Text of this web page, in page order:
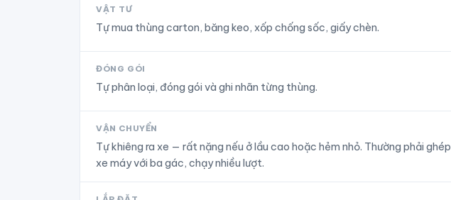
VẬT TƯ
Tự mua thùng carton, băng keo, xốp chống sốc, giấy chèn.
ĐÓNG GÓI
Tự phân loại, đóng gói và ghi nhãn từng thùng.
VẬN CHUYỂN
Tự khiêng ra xe — rất nặng nếu ở lầu cao hoặc hẻm nhỏ. Thường phải ghép
xe máy với ba gác, chạy nhiều lượt.